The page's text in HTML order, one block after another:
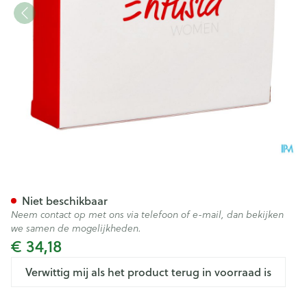
€ 34,18
Verwittig mij als het product terug in voorraad is
Niet beschikbaar
Neem contact op met ons via telefoon of e-mail, dan bekijken
we samen de mogelijkheden.